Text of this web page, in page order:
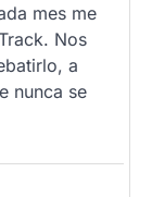
mes me
Nos
a
nunca se